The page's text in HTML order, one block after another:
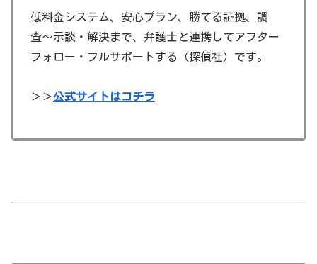
低料金システム、安心プラン、勝てる証拠、調
査〜示談・解決まで、弁護士と連携してアフター
フォロー・フルサポートする（探偵社）です。
＞＞公式サイトはコチラ